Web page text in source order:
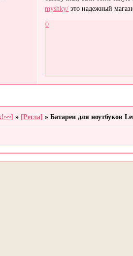
myshky/ это надежный
0
» [Регла] »Батареи для ноутбуков